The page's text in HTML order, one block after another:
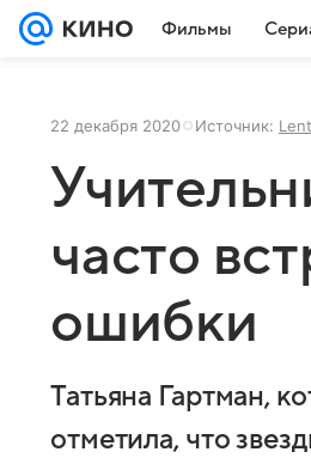
Фильмы
22 декабря 2020 Источник:
часто
ошибки
Татьяна Гартман,
отметила, что